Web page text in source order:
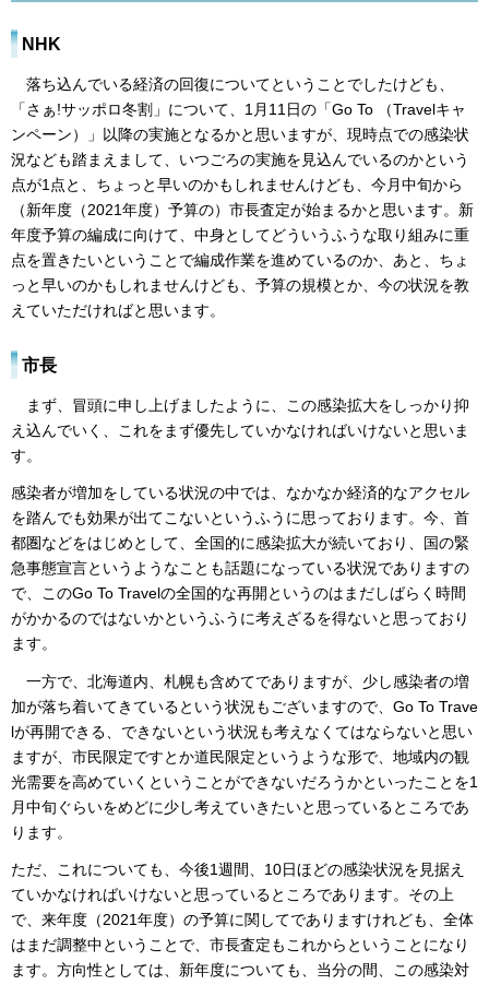
NHK
落ち込んでいる経済の回復についてということでしたけども、
「さぁ!サッポロ冬割」について、1月11日の「Go To （Travelキャ
ンペーン）」以降の実施となるかと思いますが、現時点での感染状
況なども踏まえまして、いつごろの実施を見込んでいるのかという
点が1点と、ちょっと早いのかもしれませんけども、今月中旬から
（新年度（2021年度）予算の）市長査定が始まるかと思います。新
年度予算の編成に向けて、中身としてどういうふうな取り組みに重
点を置きたいということで編成作業を進めているのか、あと、ちょ
っと早いのかもしれませんけども、予算の規模とか、今の状況を教
えていただければと思います。
市長
まず、冒頭に申し上げましたように、この感染拡大をしっかり抑
え込んでいく、これをまず優先していかなければいけないと思いま
す。
感染者が増加をしている状況の中では、なかなか経済的なアクセル
を踏んでも効果が出てこないというふうに思っております。今、首
都圏などをはじめとして、全国的に感染拡大が続いており、国の緊
急事態宣言というようなことも話題になっている状況でありますの
で、このGo To Travelの全国的な再開というのはまだしばらく時間
がかかるのではないかというふうに考えざるを得ないと思っており
ます。
一方で、北海道内、札幌も含めてでありますが、少し感染者の増
加が落ち着いてきているという状況もございますので、Go To Trave
lが再開できる、できないという状況も考えなくてはならないと思い
ますが、市民限定ですとか道民限定というような形で、地域内の観
光需要を高めていくということができないだろうかといったことを1
月中旬ぐらいをめどに少し考えていきたいと思っているところであ
ります。
ただ、これについても、今後1週間、10日ほどの感染状況を見据え
ていかなければいけないと思っているところであります。その上
で、来年度（2021年度）の予算に関してでありますけれども、全体
はまだ調整中ということで、市長査定もこれからということになり
ます。方向性としては、新年度についても、当分の間、この感染対